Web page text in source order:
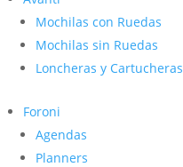
Mochilas con Ruedas
Mochilas sin Ruedas
Loncheras y Cartucheras
Foroni
Agendas
Planners